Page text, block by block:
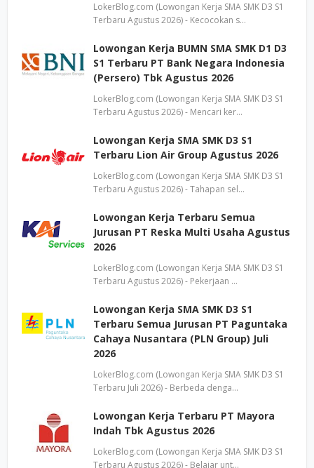
LokerBlog.com (Lowongan Kerja SMA SMK D3 S1
Terbaru Agustus 2026) - Kecocokan s…
Lowongan Kerja BUMN SMA SMK D1 D3
S1 Terbaru PT Bank Negara Indonesia
(Persero) Tbk Agustus 2026
LokerBlog.com (Lowongan Kerja SMA SMK D3 S1
Terbaru Agustus 2026) - Mencari ker…
Lowongan Kerja SMA SMK D3 S1
Terbaru Lion Air Group Agustus 2026
LokerBlog.com (Lowongan Kerja SMA SMK D3 S1
Terbaru Agustus 2026) - Tahapan sel…
Lowongan Kerja Terbaru Semua
Jurusan PT Reska Multi Usaha Agustus
2026
LokerBlog.com (Lowongan Kerja SMA SMK D3 S1
Terbaru Agustus 2026) - Pekerjaan …
Lowongan Kerja SMA SMK D3 S1
Terbaru Semua Jurusan PT Paguntaka
Cahaya Nusantara (PLN Group) Juli
2026
LokerBlog.com (Lowongan Kerja SMA SMK D3 S1
Terbaru Juli 2026) - Berbeda denga…
Lowongan Kerja Terbaru PT Mayora
Indah Tbk Agustus 2026
LokerBlog.com (Lowongan Kerja SMA SMK D3 S1
Terbaru Agustus 2026) - Belajar unt…